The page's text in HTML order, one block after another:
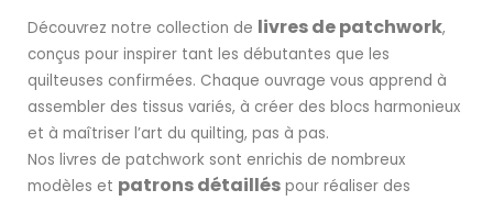
Découvrez notre collection de livres de patchwork,
conçus pour inspirer tant les débutantes que les
quilteuses confirmées. Chaque ouvrage vous apprend à
assembler des tissus variés, à créer des blocs harmonieux
et à maîtriser l’art du quilting, pas à pas.
Nos livres de patchwork sont enrichis de nombreux
modèles et patrons détaillés pour réaliser des